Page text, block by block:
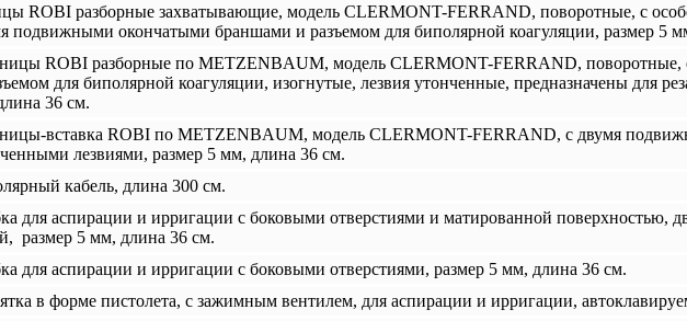
ROBI разборные захватывающие, модель CLERMONT-FERRAND, поворотные, с
подвижными окончатыми браншами и разъемом для биполярной коагуляции, размер 5
ROBI разборные по METZENBAUM, модель CLERMONT-FERRAND,
для биполярной коагуляции, изогнутые, лезвия утонченные, предназначены для
36 см.
вставка ROBI по METZENBAUM, модель CLERMONT-FERRAND, с двумя
лезвиями, размер 5 мм, длина 36 см.
кабель, длина 300 см.
для аспирации и ирригации с боковыми отверстиями и матированной поверхностью,
размер 5 мм, длина 36 см.
для аспирации и ирригации с боковыми отверстиями, размер 5 мм, длина 36 см.
в форме пистолета, с зажимным вентилем, для аспирации и ирригации,